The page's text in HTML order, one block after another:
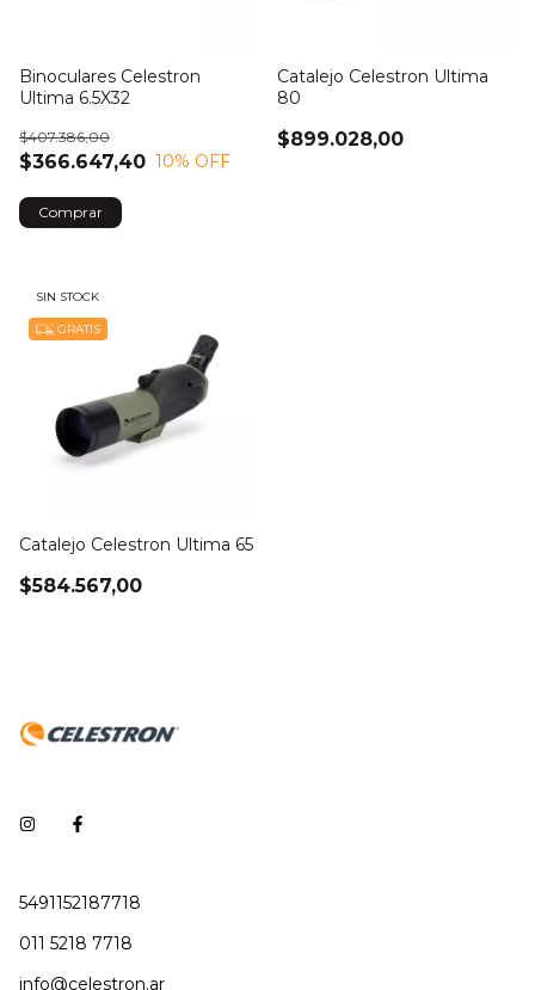
Binoculares Celestron
Ultima 6.5X32
$366.647,40
$407.386,00
10% OFF
Comprar
Catalejo Celestron Ultima
80
$899.028,00
SIN STOCK
GRATIS
Catalejo Celestron Ultima 65
$584.567,00
5491152187718
011 5218 7718
info@celestron.ar